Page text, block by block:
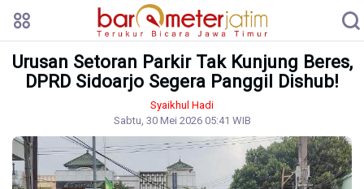
Urusan Setoran Parkir Tak Kunjung Beres,
DPRD Sidoarjo Segera Panggil Dishub!
Syaikhul Hadi
Sabtu, 30 Mei 2026 05:41 WIB